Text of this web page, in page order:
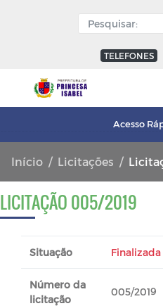
TELEFONES
Acesso
Início Licitações
LICITAÇÃO 005/2019
Situação Finalizada
Número da
licitação
005/2019